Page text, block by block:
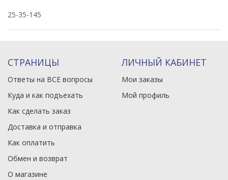
25-35-145
СТРАНИЦЫ
Ответы на ВСЕ вопросы
Куда и как подъехать
Как сделать заказ
Доставка и отправка
Как оплатить
Обмен и возврат
О магазине
ЛИЧНЫЙ КАБИНЕТ
Мои заказы
Мой профиль